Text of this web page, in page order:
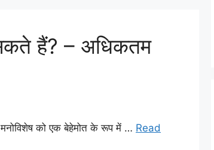
हैं? – अधिकतम
को एक बेहेमोत के रूप में … Read